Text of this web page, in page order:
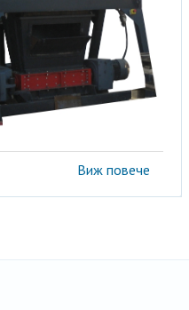
Виж повече